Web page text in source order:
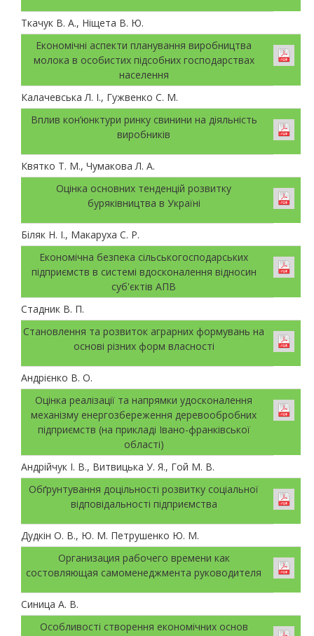
Ткачук В. А., Ніщета В. Ю.
Економічні аспекти планування виробництва
молока в особистих підсобних господарствах
населення
Калачевська Л. І., Гужвенко С. М.
Вплив кон’юнктури ринку свинини на діяльність
виробників
Квятко Т. М., Чумакова Л. А.
Оцінка основних тенденцій розвитку
буряківництва в Україні
Біляк Н. І., Макаруха С. Р.
Економічна безпека сільськогосподарських
підприємств в системі вдосконалення відносин
суб'єктів АПВ
Стадник В. П.
Становлення та розвиток аграрних формувань на
основі різних форм власності
Андрієнко В. О.
Оцінка реалізації та напрямки удосконалення
механізму енергозбереження деревообробних
підприємств (на прикладі Івано-франківської
області)
Андрійчук І. В., Витвицька У. Я., Гой М. В.
Обґрунтування доцільності розвитку соціальної
відповідальності підприємства
Дудкін О. В., Ю. М. Петрушенко Ю. М.
Организация рабочего времени как
состовляющая самоменеджмента руководителя
Синица А. В.
Особливості створення економічних основ